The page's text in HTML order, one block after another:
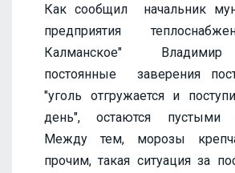
Как сообщил начальник
предприятия
Калманское"
постоянные заверения
"уголь отгружается и
день", остаются пустыми
Между тем, морозы
прочим, такая ситуация за